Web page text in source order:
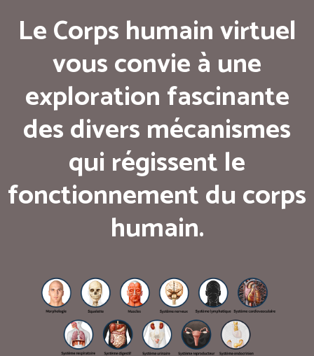
Le Corps humain virtuel
vous convie à une
exploration fascinante
des divers mécanismes
qui régissent le
fonctionnement du corps
humain.